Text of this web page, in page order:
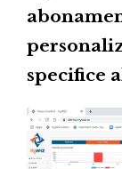
specifice